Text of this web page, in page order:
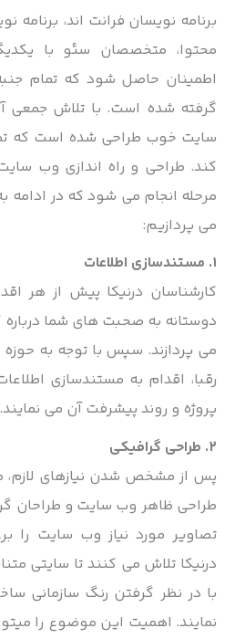
برنامه نویسان فرانت اند، برنامه
محتوا، متخصصان سئو با
اطمینان حاصل شود که تمام
گرفته شده است. با تلاش جمعی
سایت خوب طراحی شده است که تمام
مرحله انجام می شود که در ادامه
می پردازیم:
کارشناسان درنیکا پیش از هر
دوستانه به صحبت های شما درباره
می پردازند. سپس با توجه به
رقبا، اقدام به مستندسازی اطلاعات
پروژه و روند پیشرفت آن می نمایند.
طراحی ظاهر وب سایت و طراحان
تصاویر مورد نیاز وب سایت را
درنیکا تلاش می کنند تا سایتی
با در نظر گرفتن رنگ سازمانی
نمایند. اهمیت این موضوع را